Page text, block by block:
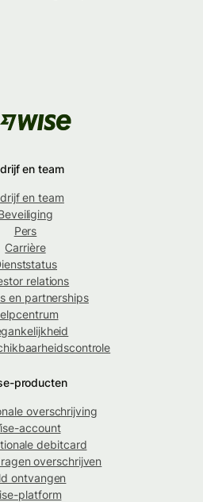
en team
en team
Pers
Carrière
relations
en partnerships
producten
overschrijving
account
debitcard
overschrijven
ontvangen
platform